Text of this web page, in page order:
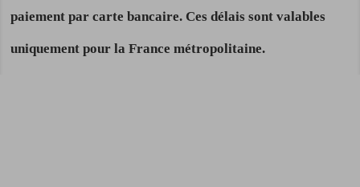
paiement par carte bancaire. Ces délais sont valables
uniquement pour la France métropolitaine.